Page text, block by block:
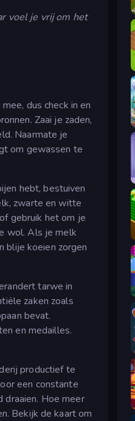
voel je vrij om het
dus check in en
Zaai je zaden,
Naarmate je
om gewassen te
hebt, bestuiven
zwarte en witte
gebruik het om je
wol. Als je melk
blije koeien zorgen
tarwe in
zaken zoals
bevat.
en medailles.
productief te
een constante
Hoe meer
Bekijk de kaart om